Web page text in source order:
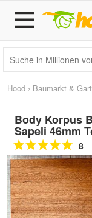
Hood › Baumarkt &
Body Korpus
Sapeli 46mm
8